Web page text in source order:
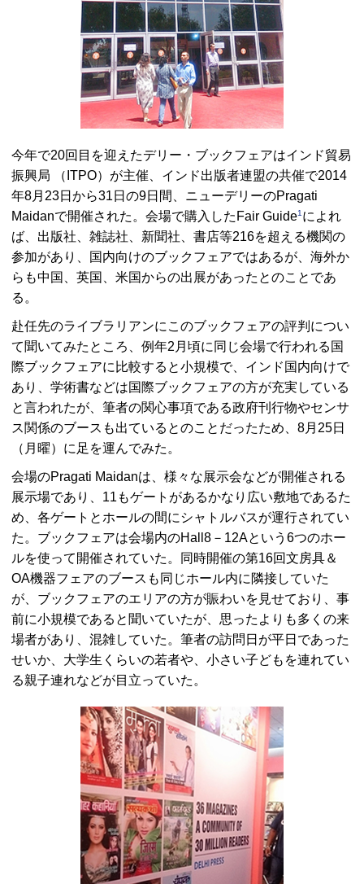
今年で20回目を迎えたデリー・ブックフェアはインド貿易
振興局 （ ITPO）が主催、インド出版者連盟の共催で2014
年8月23日から31日の9日間、ニューデリーのPragati
Maidanで開催された。会場で購入した Fair Guide1 によれ
ば、出版社、雑誌社、新聞社、書店等216を超える機関の
参加があり、国内向けのブックフェアではあるが、海外か
らも中国、英国、米国からの出展があったとのことであ
る。
赴任先のライブラリアンにこのブックフェアの評判につい
て聞いてみたところ、例年2月頃に同じ会場で行われる国
際ブックフェアに比較すると小規模で、インド国内向けで
あり、学術書などは国際ブックフェアの方が充実している
と言われたが、筆者の関心事項である政府刊行物やセンサ
ス関係のブースも出ているとのことだったため、8月25日
（月曜）に足を運んでみた。
会場のPragati Maidanは、様々な展示会などが開催される
展示場であり、11もゲートがあるかなり広い敷地であるた
め、各ゲートとホールの間にシャトルバスが運行されてい
た。ブックフェアは会場内のHall 8－12Aという6つのホー
ルを使って開催されていた。同時開催の第16回文房具＆
OA機器フェアのブースも同じホール内に隣接していた
が、ブックフェアのエリアの方が賑わいを見せており、事
前に小規模であると聞いていたが、思ったよりも多くの来
場者があり、混雑していた。筆者の訪問日が平日であった
せいか、大学生くらいの若者や、小さい子どもを連れてい
る親子連れなどが目立っていた。